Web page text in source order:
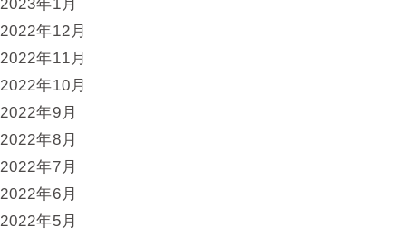
2023年1月
2022年12月
2022年11月
2022年10月
2022年9月
2022年8月
2022年7月
2022年6月
2022年5月